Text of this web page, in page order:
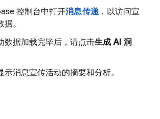
控制台中打开消息传递 ，以访问宣
。
数据加载完毕后，请点击生成 AI 洞
示消息宣传活动的摘要和分析。